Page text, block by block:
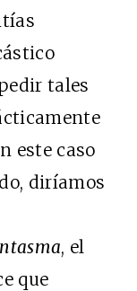
tales
este caso
diríamos
, el
que